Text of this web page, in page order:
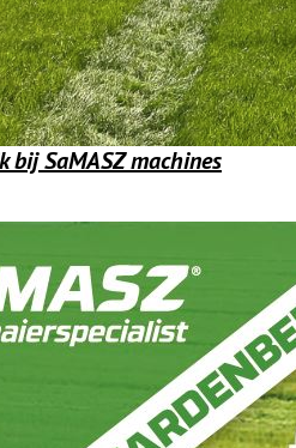
bij SaMASZ machines